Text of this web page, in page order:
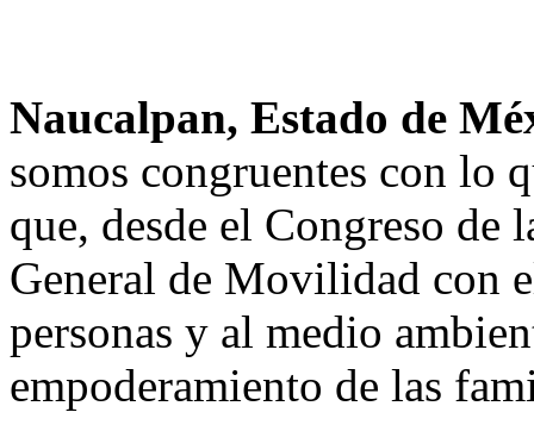
Naucalpan, Estado de
somos congruentes con lo
que, desde el Congreso
General de Movilidad con
personas y al medio
empoderamiento de las